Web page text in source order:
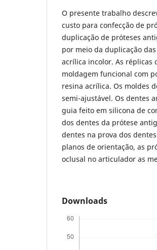
O presente trabalho
custo para confecção de
duplicação de próteses
por meio da duplicação
acrílica incolor. As réplicas
moldagem funcional com
resina acrílica. Os moldes
semi-ajustável. Os dentes
guia feito em silicona de
dos dentes da prótese
dentes na prova dos
planos de orientação, as
oclusal no articulador as
Downloads